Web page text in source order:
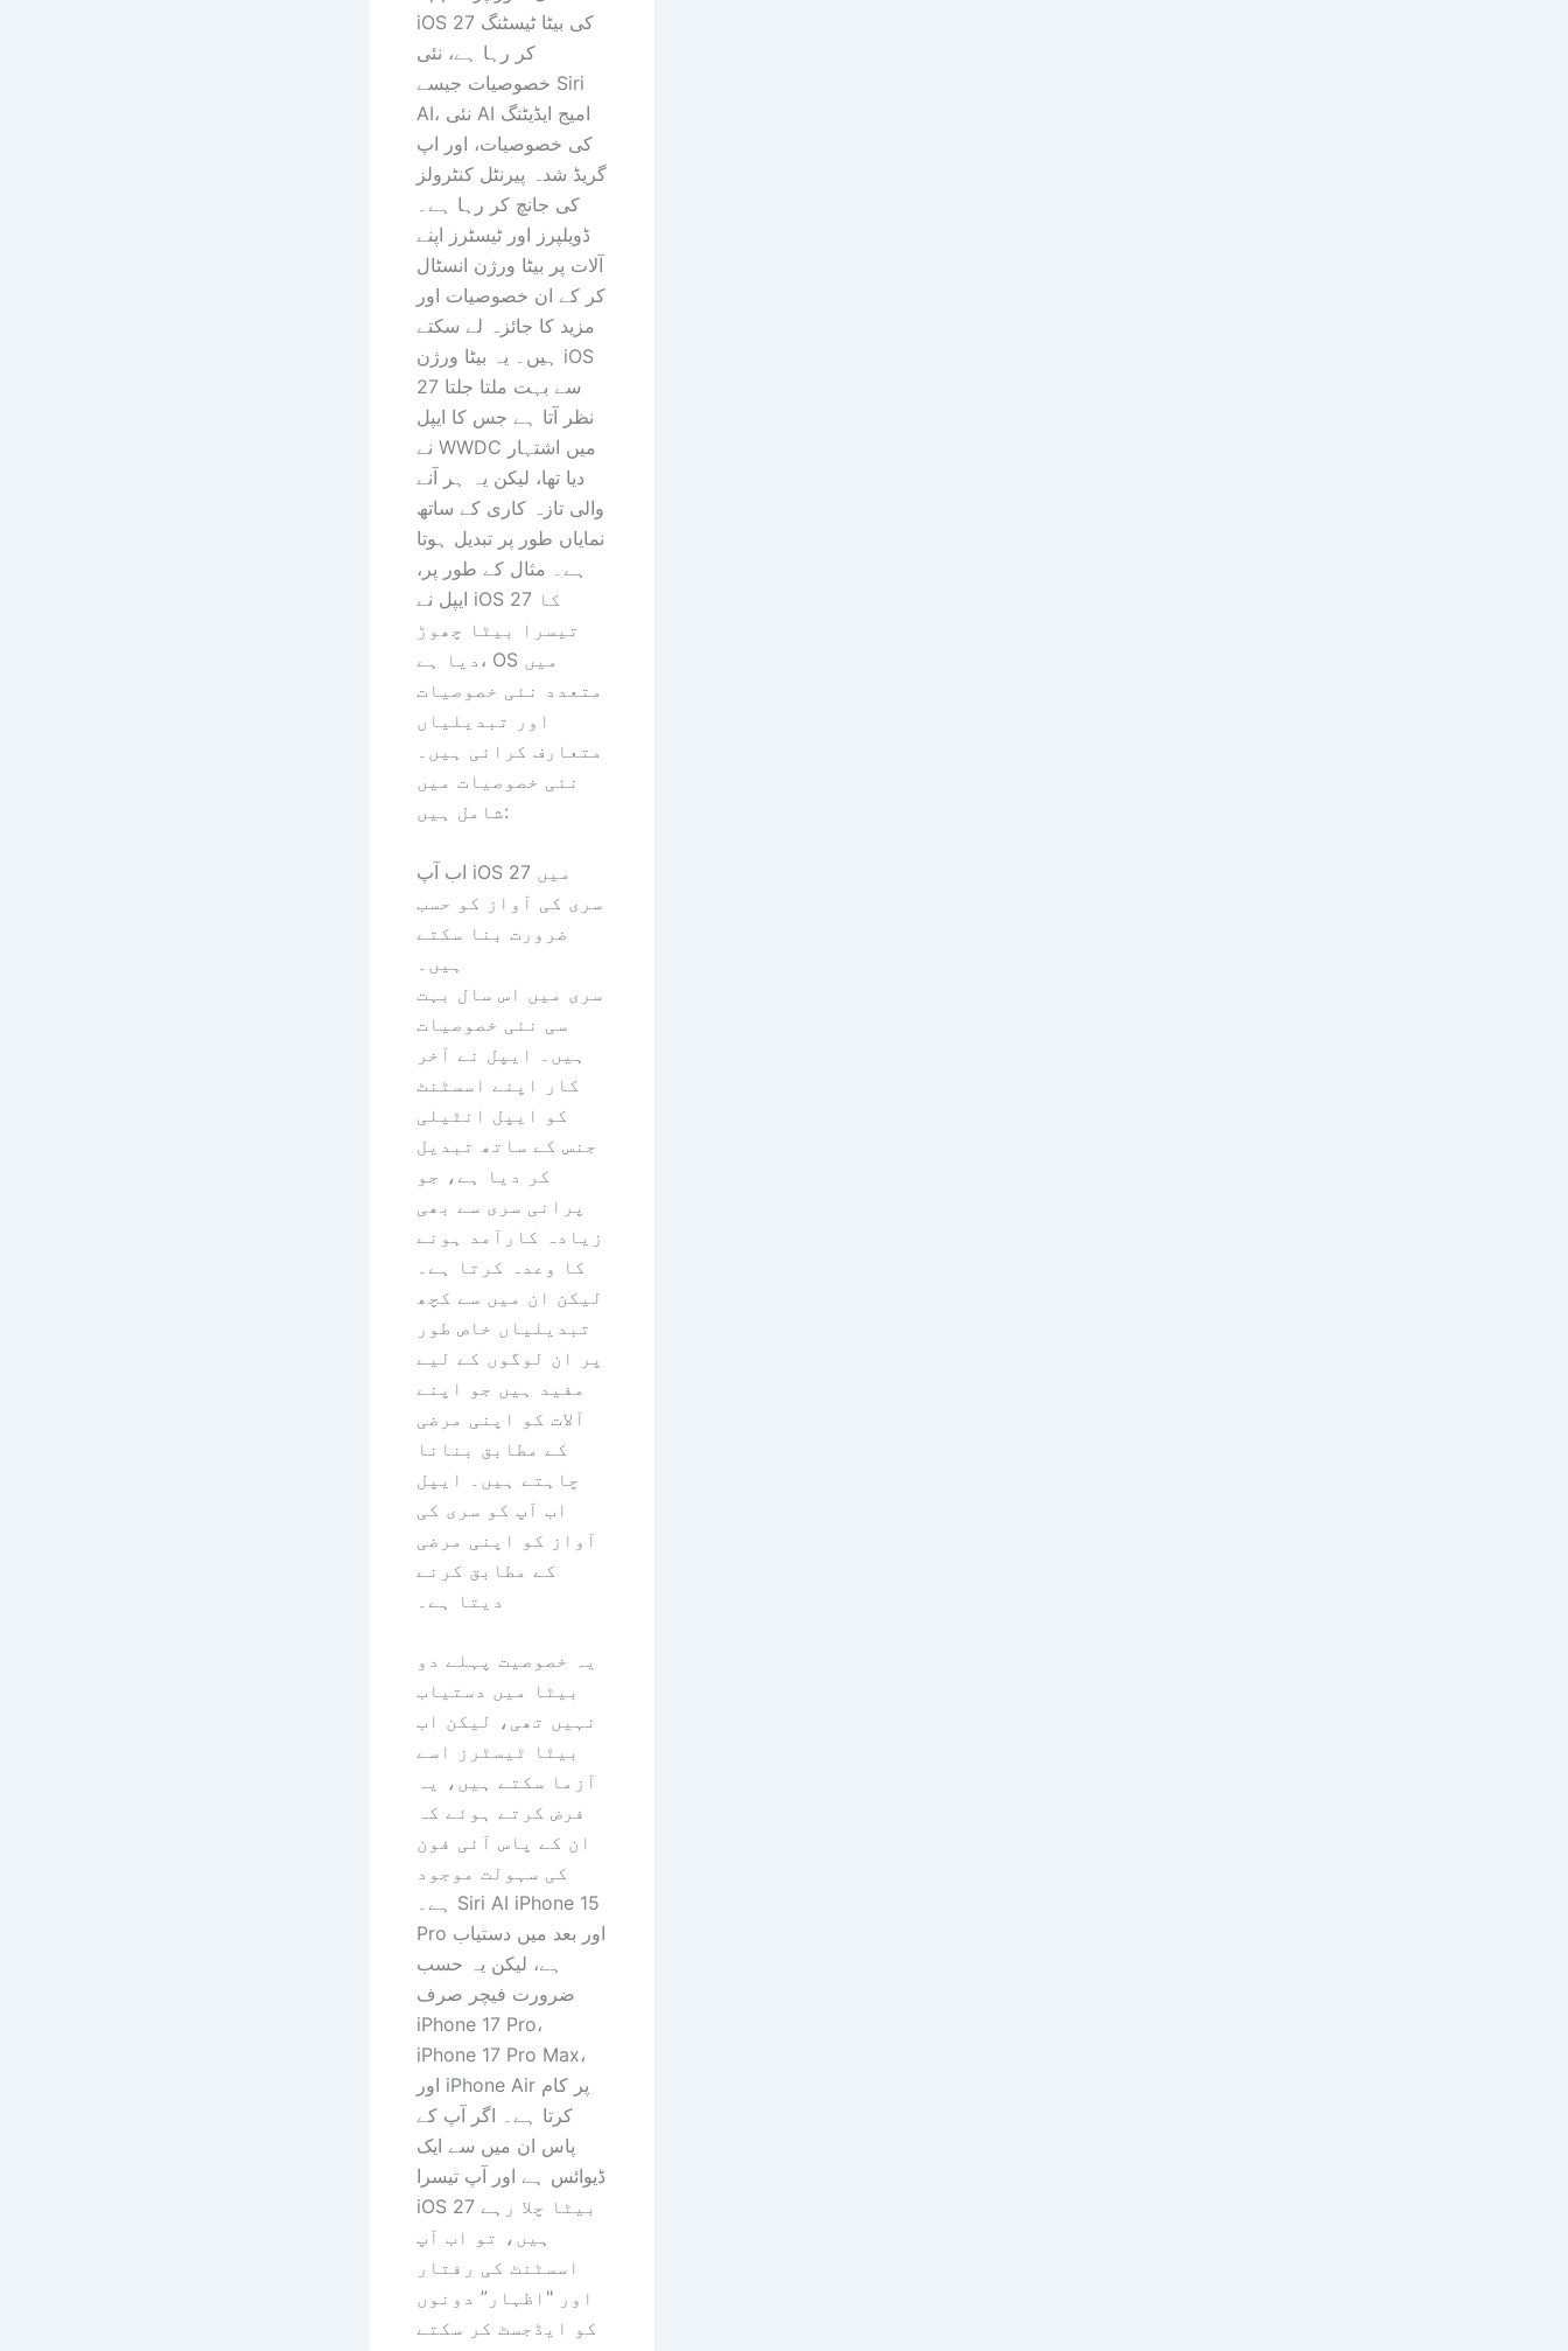
iOS 27 کی بیٹا ٹیسٹنگ
کر رہا ہے، نئی
خصوصیات جیسے Siri
AI، نئی AI امیج ایڈیٹنگ
کی خصوصیات، اور اپ
گریڈ شدہ پیرنٹل کنٹرولز
کی جانچ کر رہا ہے۔
ڈویلپرز اور ٹیسٹرز اپنے
آلات پر بیٹا ورژن انسٹال
کر کے ان خصوصیات اور
مزید کا جائزہ لے سکتے
ہیں۔ یہ بیٹا ورژن iOS
27 سے بہت ملتا جلتا
نظر آتا ہے جس کا ایپل
نے WWDC میں اشتہار
دیا تھا، لیکن یہ ہر آنے
والی تازہ کاری کے ساتھ
نمایاں طور پر تبدیل ہوتا
ہے۔ مثال کے طور پر،
ایپل نے iOS 27 کا
تیسرا بیٹا چھوڑ
دیا ہے، OS میں
متعدد نئی خصوصیات
اور تبدیلیاں
متعارف کرائی ہیں۔
نئی خصوصیات میں
شامل ہیں:
اب آپ iOS 27 میں
سری کی آواز کو حسب
ضرورت بنا سکتے
ہیں۔
سری میں اس سال بہت
سی نئی خصوصیات
ہیں۔ ایپل نے آخر
کار اپنے اسسٹنٹ
کو ایپل انٹیلی
جنس کے ساتھ تبدیل
کر دیا ہے، جو
پرانی سری سے بھی
زیادہ کارآمد ہونے
کا وعدہ کرتا ہے۔
لیکن ان میں سے کچھ
تبدیلیاں خاص طور
پر ان لوگوں کے لیے
مفید ہیں جو اپنے
آلات کو اپنی مرضی
کے مطابق بنانا
چاہتے ہیں۔ ایپل
اب آپ کو سری کی
آواز کو اپنی مرضی
کے مطابق کرنے
دیتا ہے۔
یہ خصوصیت پہلے دو
بیٹا میں دستیاب
نہیں تھی، لیکن اب
بیٹا ٹیسٹرز اسے
آزما سکتے ہیں، یہ
فرض کرتے ہوئے کہ
ان کے پاس آئی فون
کی سہولت موجود
ہے۔ Siri AI iPhone 15
Pro اور بعد میں دستیاب
ہے، لیکن یہ حسب
ضرورت فیچر صرف
iPhone 17 Pro،
iPhone 17 Pro Max،
اور iPhone Air پر کام
کرتا ہے۔ اگر آپ کے
پاس ان میں سے ایک
ڈیوائس ہے اور آپ تیسرا
iOS 27 بیٹا چلا رہے
ہیں، تو اب آپ
اسسٹنٹ کی رفتار
اور "اظہار” دونوں
کو ایڈجسٹ کر سکتے